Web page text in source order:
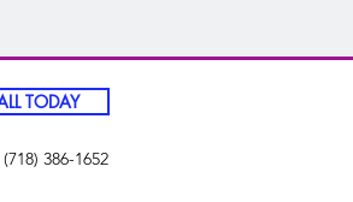
TODAY
(718) 386-1652